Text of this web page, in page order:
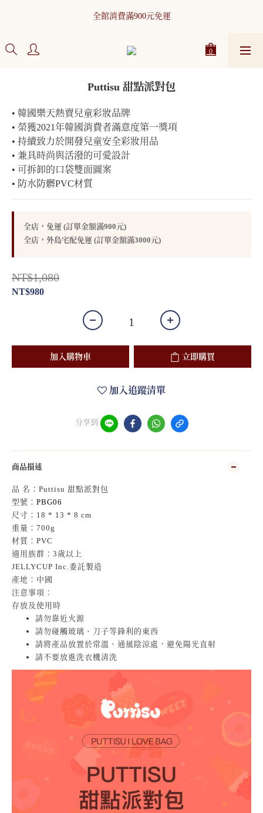
WELCOME！加入ASHABABY會員即可獲得200元購物金！點擊加
入>
全館消費滿900元免運
WELCOME！加入ASHABABY會員即可獲得200元購物金！點擊加
入>
Puttisu 甜點派對包
• 韓國樂天熱賣兒童彩妝品牌
• 榮獲2021年韓國消費者滿意度第一獎項
• 持續致力於開發兒童安全彩妝用品
• 兼具時尚與活潑的可愛設計
• 可拆卸的口袋雙面圖案
• 防水防髒PVC材質
全店，免運 (訂單金額滿900元)
全店，外島宅配免運 (訂單金額滿3000元)
NT$1,080
NT$980
加入購物車 立即購買
加入追蹤清單
分享到
商品描述
品 名：Puttisu 甜點派對包
型號： PBG06
尺寸：18 * 13 * 8 cm
重量：700g
材質：PVC
適用族群：3歲以上
JELLYCUP Inc.委託製造
產地：中國
注意事項：
存放及使用時
請勿靠近火源
請勿碰觸玻璃、刀子等鋒利的東西
請將產品放置於常溫、通風陰涼處，避免陽光直射
請不要放進洗衣機清洗